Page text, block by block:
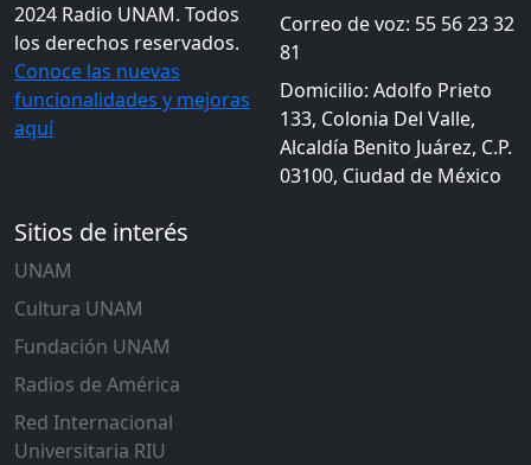
2024 Radio UNAM. Todos
los derechos reservados.
Conoce las nuevas
funcionalidades y mejoras
aquí
Correo de voz: 55 56 23 32
81
Domicilio: Adolfo Prieto
133, Colonia Del Valle,
Alcaldía Benito Juárez, C.P.
03100, Ciudad de México
Sitios de interés
UNAM
Cultura UNAM
Fundación UNAM
Radios de América
Red Internacional
Universitaria RIU